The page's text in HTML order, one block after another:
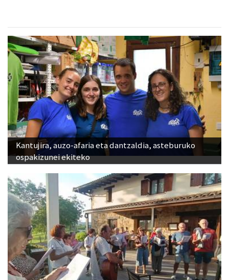
Kantujira, auzo-afaria eta dantzaldia, asteburuko
ospakizunei ekiteko